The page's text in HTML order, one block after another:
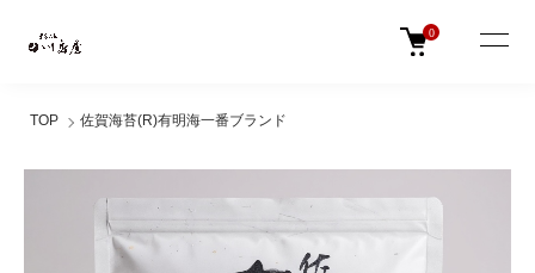
0
TOP 佐賀海苔(R)有明海一番ブランド